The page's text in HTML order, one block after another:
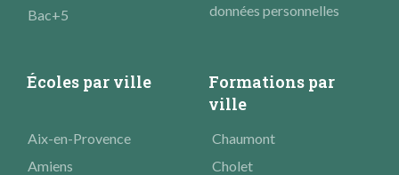
Bac+5
données personnelles
Écoles par ville
Formations par
ville
Aix-en-Provence
Amiens
Chaumont
Cholet